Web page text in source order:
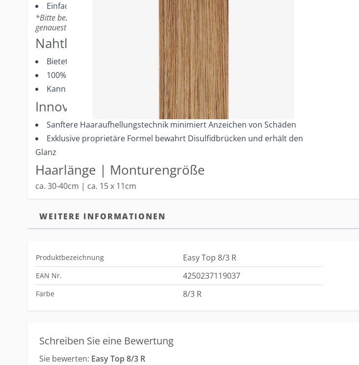
Einfach und schnell ins Haar einzuklipsen
*Bitte beziehen Sie sich auf Ihren Professional Multi-Method Color Ring für die
genaueste Farbrepräsentation.
Nahtlose Ergebnisse
Bietet eine große Abdeckung am oberen Teil des Kopfes
100% Remy Echthaar
Kann einfach zu Hause auf- und abgesetzt werden
Innovative Technologie
Sanftere Haaraufhellungstechnik minimiert Anzeichen von Schäden
Exklusive proprietäre Formel bewahrt Disulfidbrücken und erhält den
Glanz
Haarlänge | Monturengröße
ca. 30-40cm | ca. 15 x 11cm
WEITERE INFORMATIONEN
Produktbezeichnung Easy Top 8/3 R
EAN Nr. 4250237119037
Farbe 8/3 R
Schreiben Sie eine Bewertung
Sie bewerten:
Easy Top 8/3 R